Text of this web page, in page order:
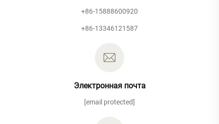
+86-15888600920
+86-13346121587
Электронная почта
[email protected]